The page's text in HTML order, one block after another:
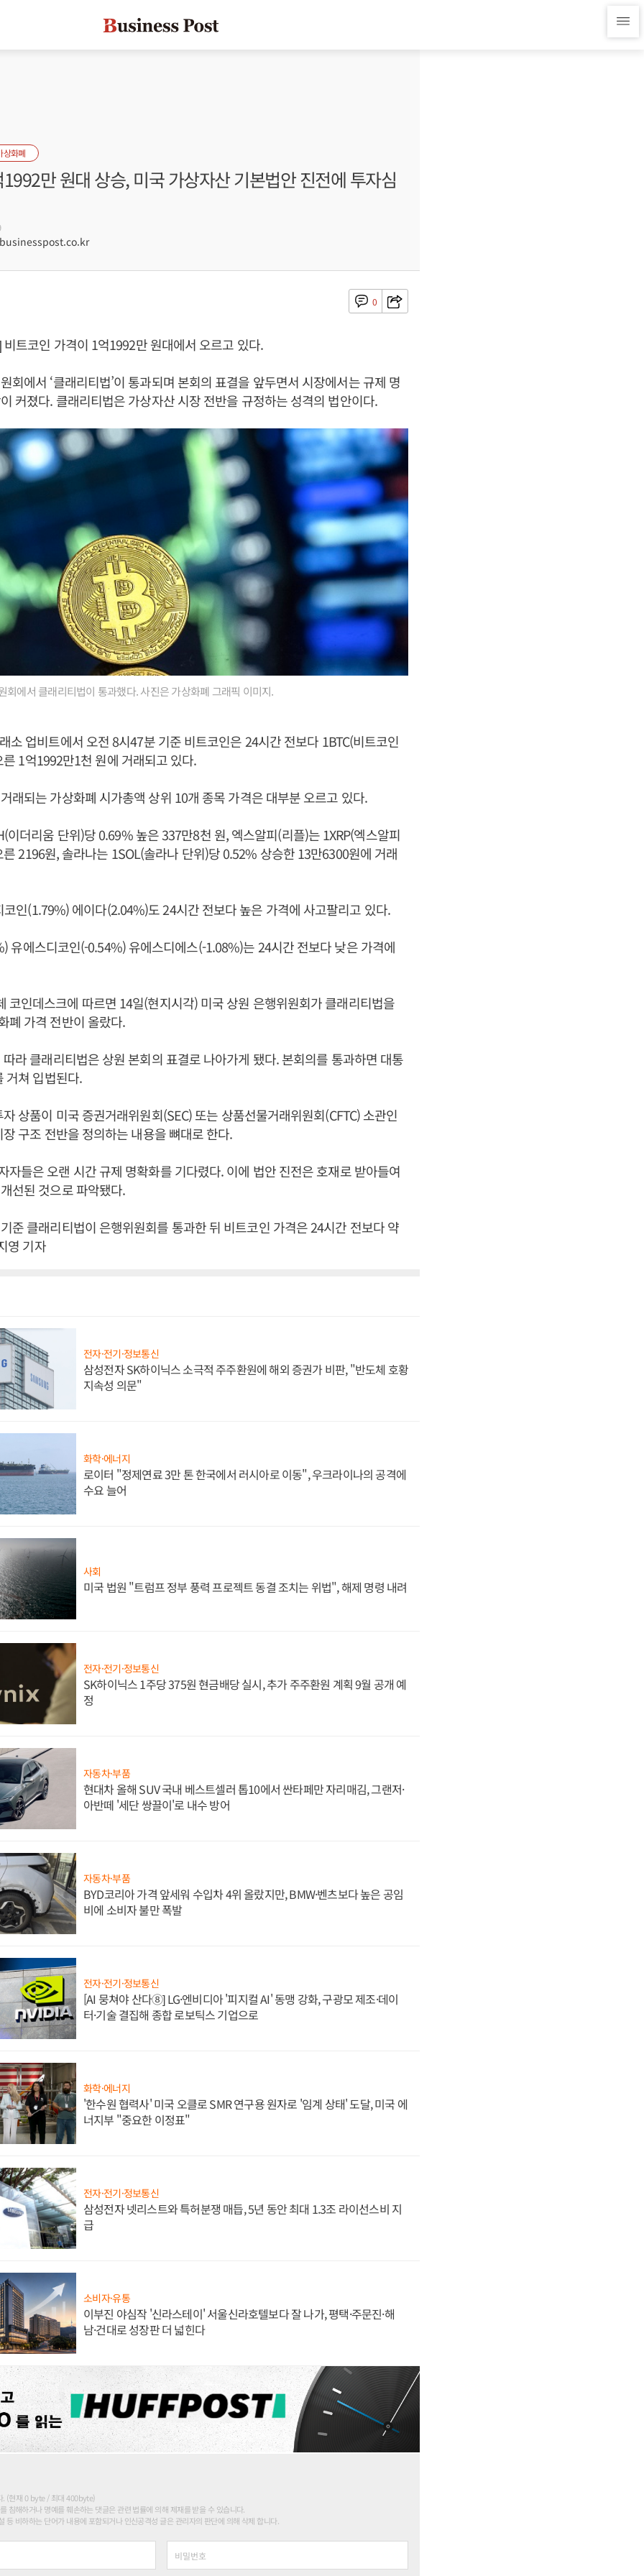
상화폐
만 원대 상승, 미국 가상자산 기본법안 진전에 투자심
0
트코인 가격이 1억1992만 원대에서 오르고 있다.
회에서 ‘클래리티법’이 통과되며 본회의 표결을 앞두면서 시장에서는 규제 명
커졌다. 클래리티법은 가상자산 시장 전반을 규정하는 성격의 법안이다.
에서 클래리티법이 통과했다. 사진은 가상화폐 그래픽 이미지.
소 업비트에서 오전 8시47분 기준 비트코인은 24시간 전보다 1BTC(비트코인
1억1992만1천 원에 거래되고 있다.
래되는 가상화폐 시가총액 상위 10개 종목 가격은 대부분 오르고 있다.
이더리움 단위)당 0.69% 높은 337만8천 원, 엑스알피(리플)는 1XRP(엑스알피
2196원, 솔라나는 1SOL(솔라나 단위)당 0.52% 상승한 13만6300원에 거래
인(1.79%) 에이다(2.04%)도 24시간 전보다 높은 가격에 사고팔리고 있다.
유에스디코인(-0.54%) 유에스디에스(-1.08%)는 24시간 전보다 낮은 가격에
코인데스크에 따르면 14일(현지시각) 미국 상원 은행위원회가 클래리티법을
폐 가격 전반이 올랐다.
라 클래리티법은 상원 본회의 표결로 나아가게 됐다. 본회의를 통과하면 대통
거쳐 입법된다.
상품이 미국 증권거래위원회(SEC) 또는 상품선물거래위원회(CFTC) 소관인
구조 전반을 정의하는 내용을 뼈대로 한다.
자들은 오랜 시간 규제 명확화를 기다렸다. 이에 법안 진전은 호재로 받아들여
선된 것으로 파악됐다.
준 클래리티법이 은행위원회를 통과한 뒤 비트코인 가격은 24시간 전보다 약
영 기자
전자·전기·정보통신
삼성전자 SK하이닉스 소극적 주주환원에 해외 증권가 비판, "반도체 호황
지속성 의문"
화학·에너지
로이터 "정제연료 3만 톤 한국에서 러시아로 이동", 우크라이나의 공격에
수요 늘어
사회
미국 법원 "트럼프 정부 풍력 프로젝트 동결 조치는 위법", 해제 명령 내려
전자·전기·정보통신
SK하이닉스 1주당 375원 현금배당 실시, 추가 주주환원 계획 9월 공개 예
정
자동차·부품
현대차 올해 SUV 국내 베스트셀러 톱10에서 싼타페만 자리매김, 그랜저·
아반떼 '세단 쌍끌이'로 내수 방어
자동차·부품
BYD코리아 가격 앞세워 수입차 4위 올랐지만, BMW·벤츠보다 높은 공임
비에 소비자 불만 폭발
전자·전기·정보통신
[AI 뭉쳐야 산다⑧] LG·엔비디아 '피지컬 AI' 동맹 강화, 구광모 제조·데이
터·기술 결집해 종합 로보틱스 기업으로
화학·에너지
'한수원 협력사' 미국 오클로 SMR 연구용 원자로 '임계 상태' 도달, 미국 에
너지부 "중요한 이정표"
전자·전기·정보통신
삼성전자 넷리스트와 특허분쟁 매듭, 5년 동안 최대 1.3조 라이선스비 지
급
소비자·유통
이부진 야심작 '신라스테이' 서울신라호텔보다 잘 나가, 평택·주문진·해
남·건대로 성장판 더 넓힌다
. (현재 0 byte / 최대 400byte)
침해하거나 명예를 훼손하는 댓글은 관련 법률에 의해 제재를 받을 수 있습니다.
등 비하하는 단어가 내용에 포함되거나 인신공격성 글은 관리자의 판단에 의해 삭제 합니다.